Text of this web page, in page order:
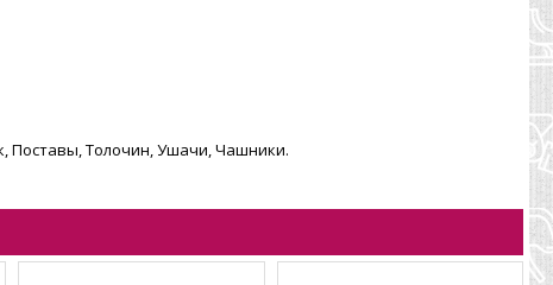
Поставы, Толочин, Ушачи, Чашники.